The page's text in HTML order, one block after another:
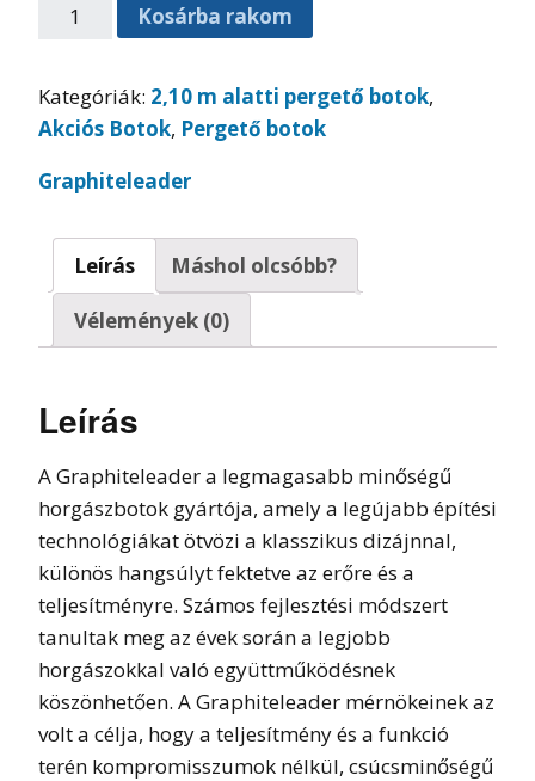
Kosárba rakom
Kategóriák: 2,10 m alatti pergető botok,
Akciós Botok, Pergető botok
Graphiteleader
Leírás
Máshol olcsóbb?
Vélemények (0)
Leírás
A Graphiteleader a legmagasabb minőségű
horgászbotok gyártója, amely a legújabb építési
technológiákat ötvözi a klasszikus dizájnnal,
különös hangsúlyt fektetve az erőre és a
teljesítményre. Számos fejlesztési módszert
tanultak meg az évek során a legjobb
horgászokkal való együttműködésnek
köszönhetően. A Graphiteleader mérnökeinek az
volt a célja, hogy a teljesítmény és a funkció
terén kompromisszumok nélkül, csúcsminőségű